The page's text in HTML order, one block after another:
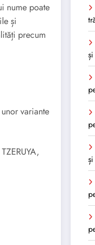
nume poate
și
precum
variante